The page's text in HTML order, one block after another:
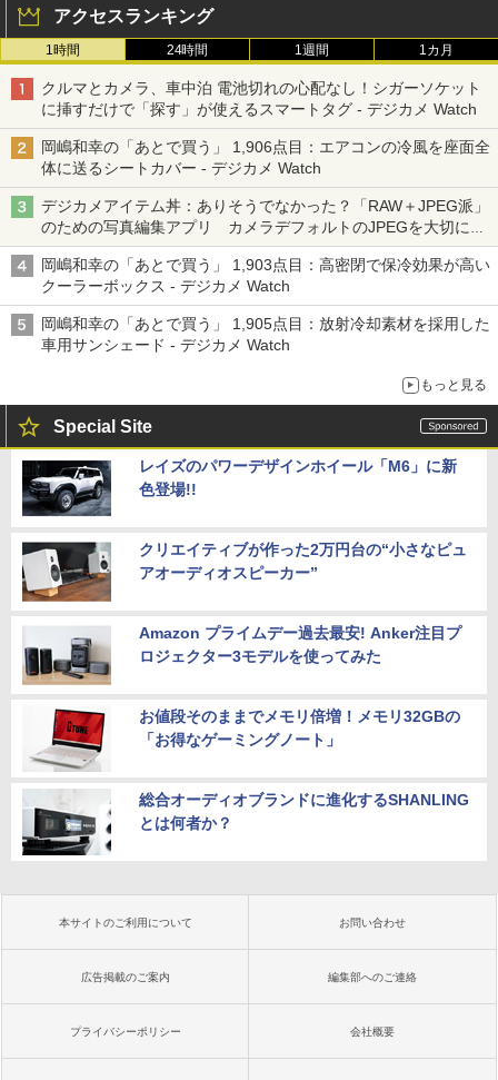
アクセスランキング
1時間 24時間 1週間 1カ月
クルマとカメラ、車中泊 電池切れの心配なし！シガーソケット
に挿すだけで「探す」が使えるスマートタグ - デジカメ Watch
岡嶋和幸の「あとで買う」 1,906点目：エアコンの冷風を座面全
体に送るシートカバー - デジカメ Watch
デジカメアイテム丼：ありそうでなかった？「RAW＋JPEG派」
のための写真編集アプリ カメラデフォルトのJPEGを大切にす
る「Filmator」
岡嶋和幸の「あとで買う」 1,903点目：高密閉で保冷効果が高い
クーラーボックス - デジカメ Watch
岡嶋和幸の「あとで買う」 1,905点目：放射冷却素材を採用した
車用サンシェード - デジカメ Watch
もっと見る
Special Site
レイズのパワーデザインホイール「M6」に新
色登場!!
クリエイティブが作った2万円台の“小さなピュ
アオーディオスピーカー”
Amazon プライムデー過去最安! Anker注目プ
ロジェクター3モデルを使ってみた
お値段そのままでメモリ倍増！メモリ32GBの
「お得なゲーミングノート」
総合オーディオブランドに進化するSHANLING
とは何者か？
本サイトのご利用について お問い合わせ
広告掲載のご案内 編集部へのご連絡
プライバシーポリシー 会社概要